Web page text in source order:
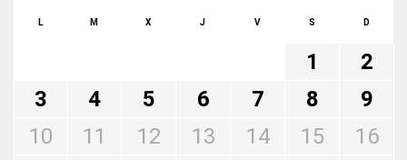
L M X J V S D
1
2
3
4 5 6 7 8
9
10
11 12 13 14 15
16